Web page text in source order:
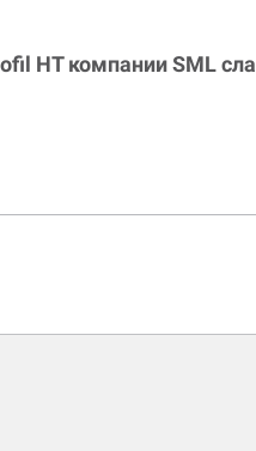
HT компании SML